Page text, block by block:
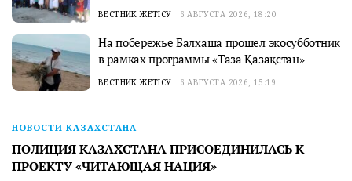
ВЕСТНИК ЖЕТІСУ 6 АВГУСТА 2026, 18:20
На побережье Балхаша прошел экосубботник
в рамках программы «Таза Қазақстан»
ВЕСТНИК ЖЕТІСУ 6 АВГУСТА 2026, 15:19
НОВОСТИ КАЗАХСТАНА
ПОЛИЦИЯ КАЗАХСТАНА ПРИСОЕДИНИЛАСЬ К
ПРОЕКТУ «ЧИТАЮЩАЯ НАЦИЯ»